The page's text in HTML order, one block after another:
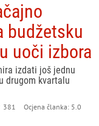
budžetsku
uoči izbora
izdati još jednu
drugom kvartalu
381 Ocjena članka: 5.0